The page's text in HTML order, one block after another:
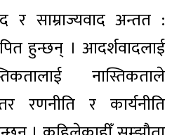
र साम्राज्यवाद अन्तत :
हुन्छन् । आदर्शवादलाई
नास्तिकताले
रणनीति र कार्यनीति